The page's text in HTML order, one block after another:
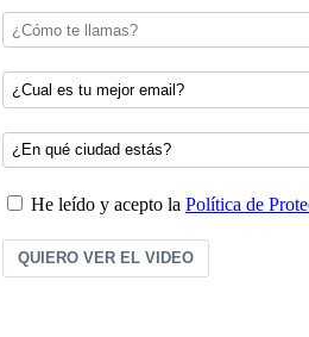
He leído y acepto la Política de
QUIERO VER EL VIDEO